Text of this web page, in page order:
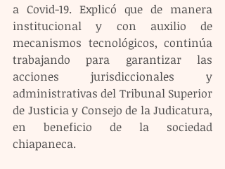
a Covid-19. Explicó que de manera
institucional y con auxilio de
mecanismos tecnológicos, continúa
trabajando para garantizar las
acciones jurisdiccionales y
administrativas del Tribunal Superior
de Justicia y Consejo de la Judicatura,
en beneficio de la sociedad
chiapaneca.